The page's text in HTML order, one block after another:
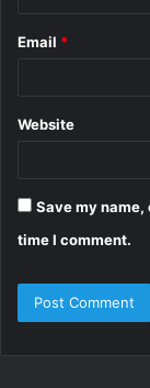
Email *
Website
Save my
time I comment.